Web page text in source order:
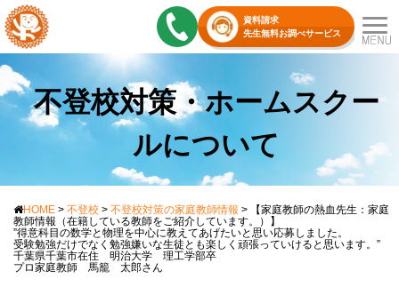
資料請求
先生無料お調べサービス
不登校対策・ホームスクー
ルについて
HOME > 不登校 > 不登校対策の家庭教師情報 >
【家庭教師の熱血先生：家庭
教師情報（在籍している教師をご紹介しています。）】
”得意科目の数学と物理を中心に教えてあげたいと思い応募しました。
受験勉強だけでなく勉強嫌いな生徒とも楽しく頑張っていけると思います。”
千葉県千葉市在住 明治大学 理工学部卒
プロ家庭教師 馬籠 太郎さん